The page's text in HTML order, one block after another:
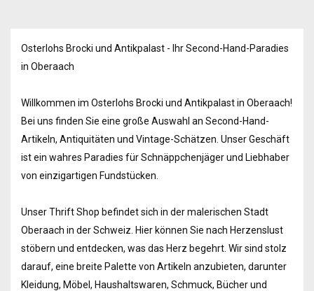
Osterlohs Brocki und Antikpalast - Ihr Second-Hand-Paradies
in Oberaach
Willkommen im Osterlohs Brocki und Antikpalast in Oberaach!
Bei uns finden Sie eine große Auswahl an Second-Hand-
Artikeln, Antiquitäten und Vintage-Schätzen. Unser Geschäft
ist ein wahres Paradies für Schnäppchenjäger und Liebhaber
von einzigartigen Fundstücken.
Unser Thrift Shop befindet sich in der malerischen Stadt
Oberaach in der Schweiz. Hier können Sie nach Herzenslust
stöbern und entdecken, was das Herz begehrt. Wir sind stolz
darauf, eine breite Palette von Artikeln anzubieten, darunter
Kleidung, Möbel, Haushaltswaren, Schmuck, Bücher und